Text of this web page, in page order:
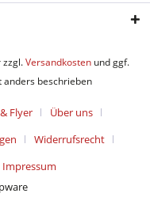
zzgl.Versandkosten und ggf.
anders beschrieben
Flyer
Über uns
Widerrufsrecht
Impressum